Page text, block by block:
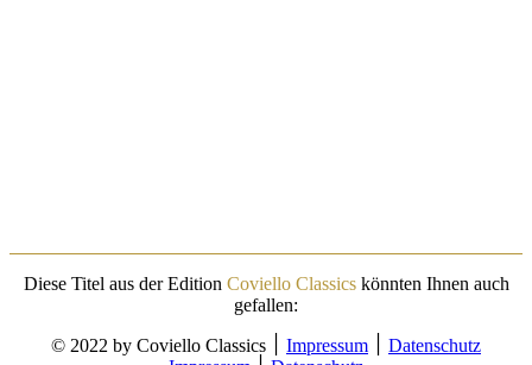
Diese Titel aus der Edition Coviello Classicskönnten Ihnen auch
gefallen:
Impressum
Datenschutz